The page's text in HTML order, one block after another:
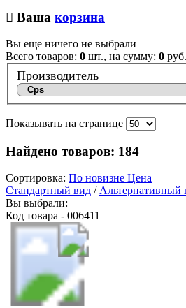
Ваша корзина
Вы еще ничего не выбрали
Всего товаров: 0 шт., на сумму: 0 руб.
Производитель
Показывать на странице
Найдено товаров: 184
Сортировка: По новизне Цена
Стандартный вид /Альтернативный
Вы выбрали:
Код товара - 006411